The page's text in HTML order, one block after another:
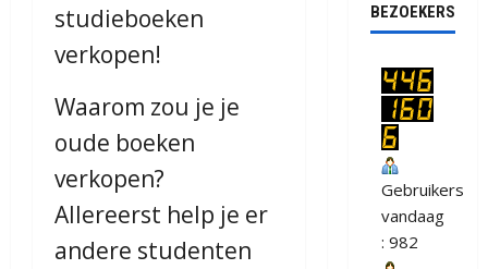
studieboeken
verkopen!
Waarom zou je je
oude boeken
verkopen?
Allereerst help je er
andere studenten
BEZOEKERS
Gebruikers
vandaag
: 982